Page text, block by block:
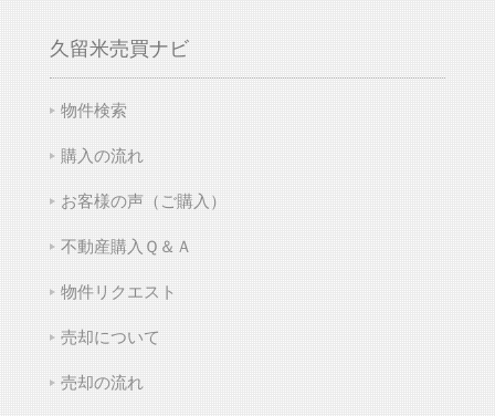
久留米売買ナビ
物件検索
購入の流れ
お客様の声（ご購入）
不動産購入Ｑ＆Ａ
物件リクエスト
売却について
売却の流れ